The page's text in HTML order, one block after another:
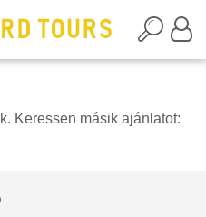
Keressen másik ajánlatot: